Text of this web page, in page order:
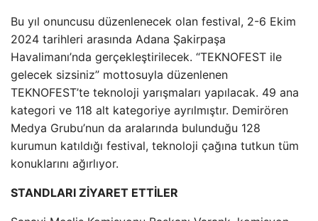
Bu yıl onuncusu düzenlenecek olan festival, 2-6 Ekim
2024 tarihleri ​​arasında Adana Şakirpaşa
Havalimanı’nda gerçekleştirilecek. “TEKNOFEST ile
gelecek sizsiniz” mottosuyla düzenlenen
TEKNOFEST’te teknoloji yarışmaları yapılacak. 49 ana
kategori ve 118 alt kategoriye ayrılmıştır. Demirören
Medya Grubu’nun da aralarında bulunduğu 128
kurumun katıldığı festival, teknoloji çağına tutkun tüm
konuklarını ağırlıyor.
STANDLARI ZİYARET ETTİLER